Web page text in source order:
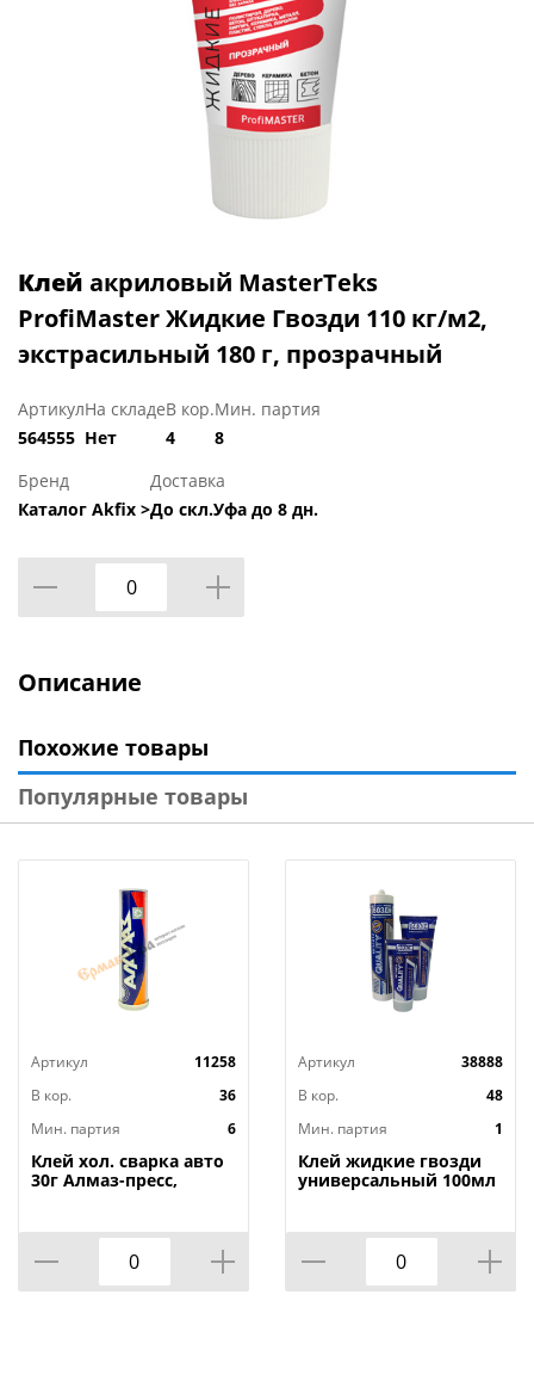
Клей акриловый MasterTeks
ProfiMaster Жидкие Гвозди 110 кг/м2,
экстрасильный 180 г, прозрачный
Артикул
564555
На складе
Нет
В кор.
4
Мин. партия
8
Бренд
Каталог Akfix >
Доставка
До скл.Уфа до 8 дн.
Описание
Похожие товары
Популярные товары
Артикул
11258
В кор.
36
Мин. партия
6
Клей хол. сварка авто
30г Алмаз-пресс,
Артикул
38888
В кор.
48
Мин. партия
1
Клей жидкие гвозди
универсальный 100мл